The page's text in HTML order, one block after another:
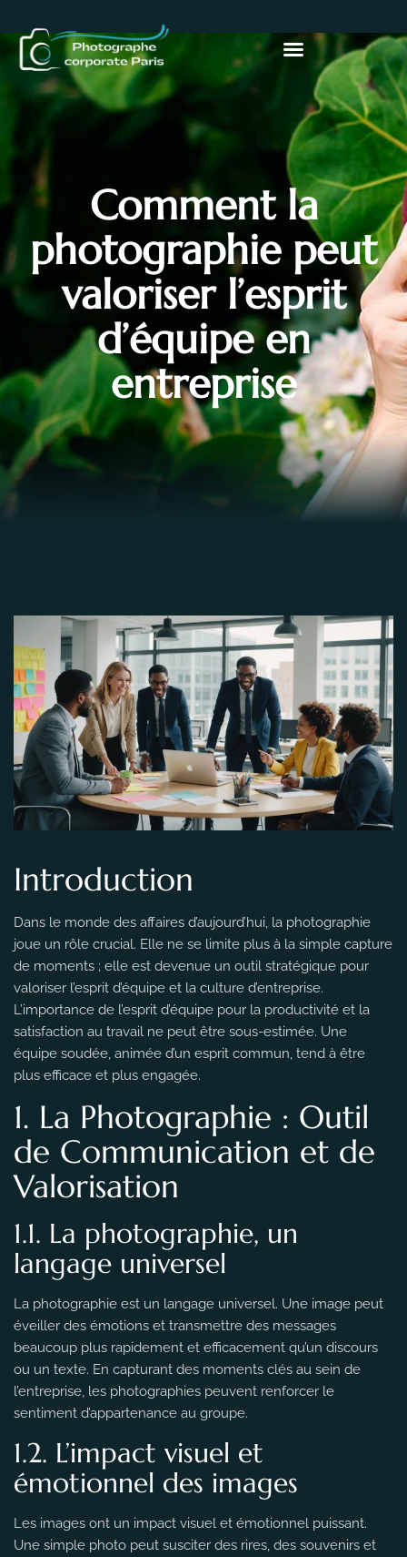
Comment la
photographie peut
valoriser l’esprit
d’équipe en
entreprise
Introduction
Dans le monde des affaires d’aujourd’hui, la photographie
joue un rôle crucial. Elle ne se limite plus à la simple capture
de moments ; elle est devenue un outil stratégique pour
valoriser l’esprit d’équipe et la culture d’entreprise.
L’importance de l’esprit d’équipe pour la productivité et la
satisfaction au travail ne peut être sous-estimée. Une
équipe soudée, animée d’un esprit commun, tend à être
plus efficace et plus engagée.
1. La Photographie : Outil
de Communication et de
Valorisation
1.1. La photographie, un
langage universel
La photographie est un langage universel. Une image peut
éveiller des émotions et transmettre des messages
beaucoup plus rapidement et efficacement qu’un discours
ou un texte. En capturant des moments clés au sein de
l’entreprise, les photographies peuvent renforcer le
sentiment d’appartenance au groupe.
1.2. L’impact visuel et
émotionnel des images
Les images ont un impact visuel et émotionnel puissant.
Une simple photo peut susciter des rires, des souvenirs et